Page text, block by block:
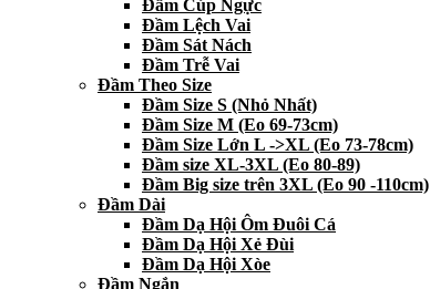
Đầm Cúp Ngực
Đầm Lệch Vai
Đầm Sát Nách
Đầm Trễ Vai
Đầm Theo Size
Đầm Size S (Nhỏ Nhất)
Đầm Size M (Eo 69-73cm)
Đầm Size Lớn L ->XL (Eo 73-78cm)
Đầm size XL-3XL (Eo 80-89)
Đầm Big size trên 3XL (Eo 90 -110cm)
Đầm Dài
Đầm Dạ Hội Ôm Đuôi Cá
Đầm Dạ Hội Xẻ Đùi
Đầm Dạ Hội Xòe
Đầm Ngắn